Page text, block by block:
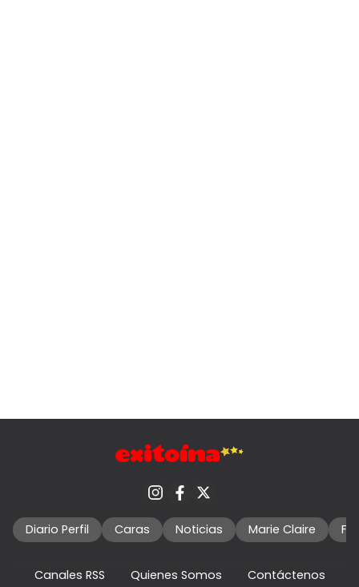
Diario Perfil Caras Noticias Marie Claire
Canales RSS Quienes Somos Contáctenos